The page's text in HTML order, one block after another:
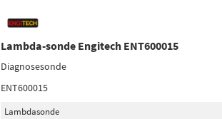
Lambda-sonde Engitech ENT600015
Diagnosesonde
ENT600015
Lambdasonde